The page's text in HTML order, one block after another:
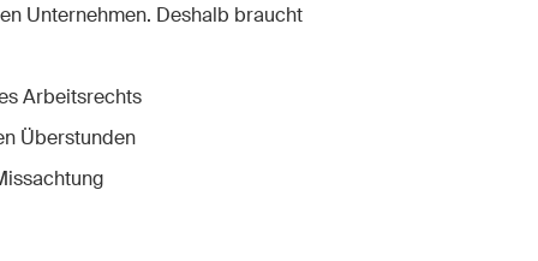
Unternehmen. Deshalb braucht
Arbeitsrechts
Überstunden